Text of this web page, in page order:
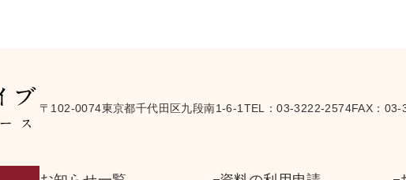
〒102-0074東京都千代田区九段南1-6-1 TEL：03-3222-2574FAX：